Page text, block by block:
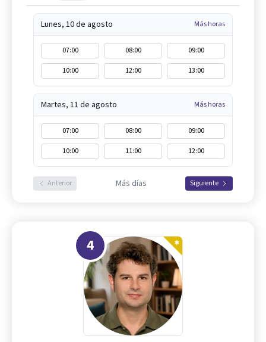
Lunes, 10 de agosto Más horas
07:00 08:00
09:00
10:00
12:00 13:00
Martes, 11 de agosto Más horas
07:00 08:00
09:00
10:00
11:00 12:00
Anterior Más días Siguiente
4